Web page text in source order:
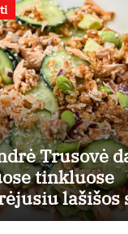
Trusovė
tinkluose
lašišos